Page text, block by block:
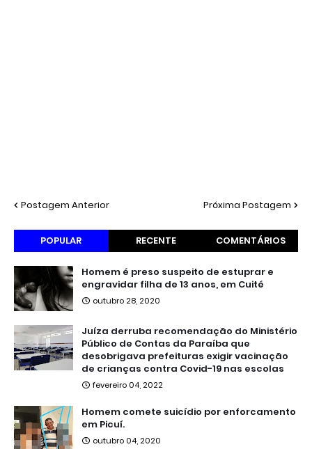
Postagem Anterior Próxima Postagem
POPULAR RECENTE COMENTÁRIOS
Homem é preso suspeito de estuprar e
engravidar filha de 13 anos, em Cuité
outubro 28, 2020
Juíza derruba recomendação do Ministério
Público de Contas da Paraíba que
desobrigava prefeituras exigir vacinação
de crianças contra Covid-19 nas escolas
fevereiro 04, 2022
Homem comete suicídio por enforcamento
em Picuí.
outubro 04, 2020